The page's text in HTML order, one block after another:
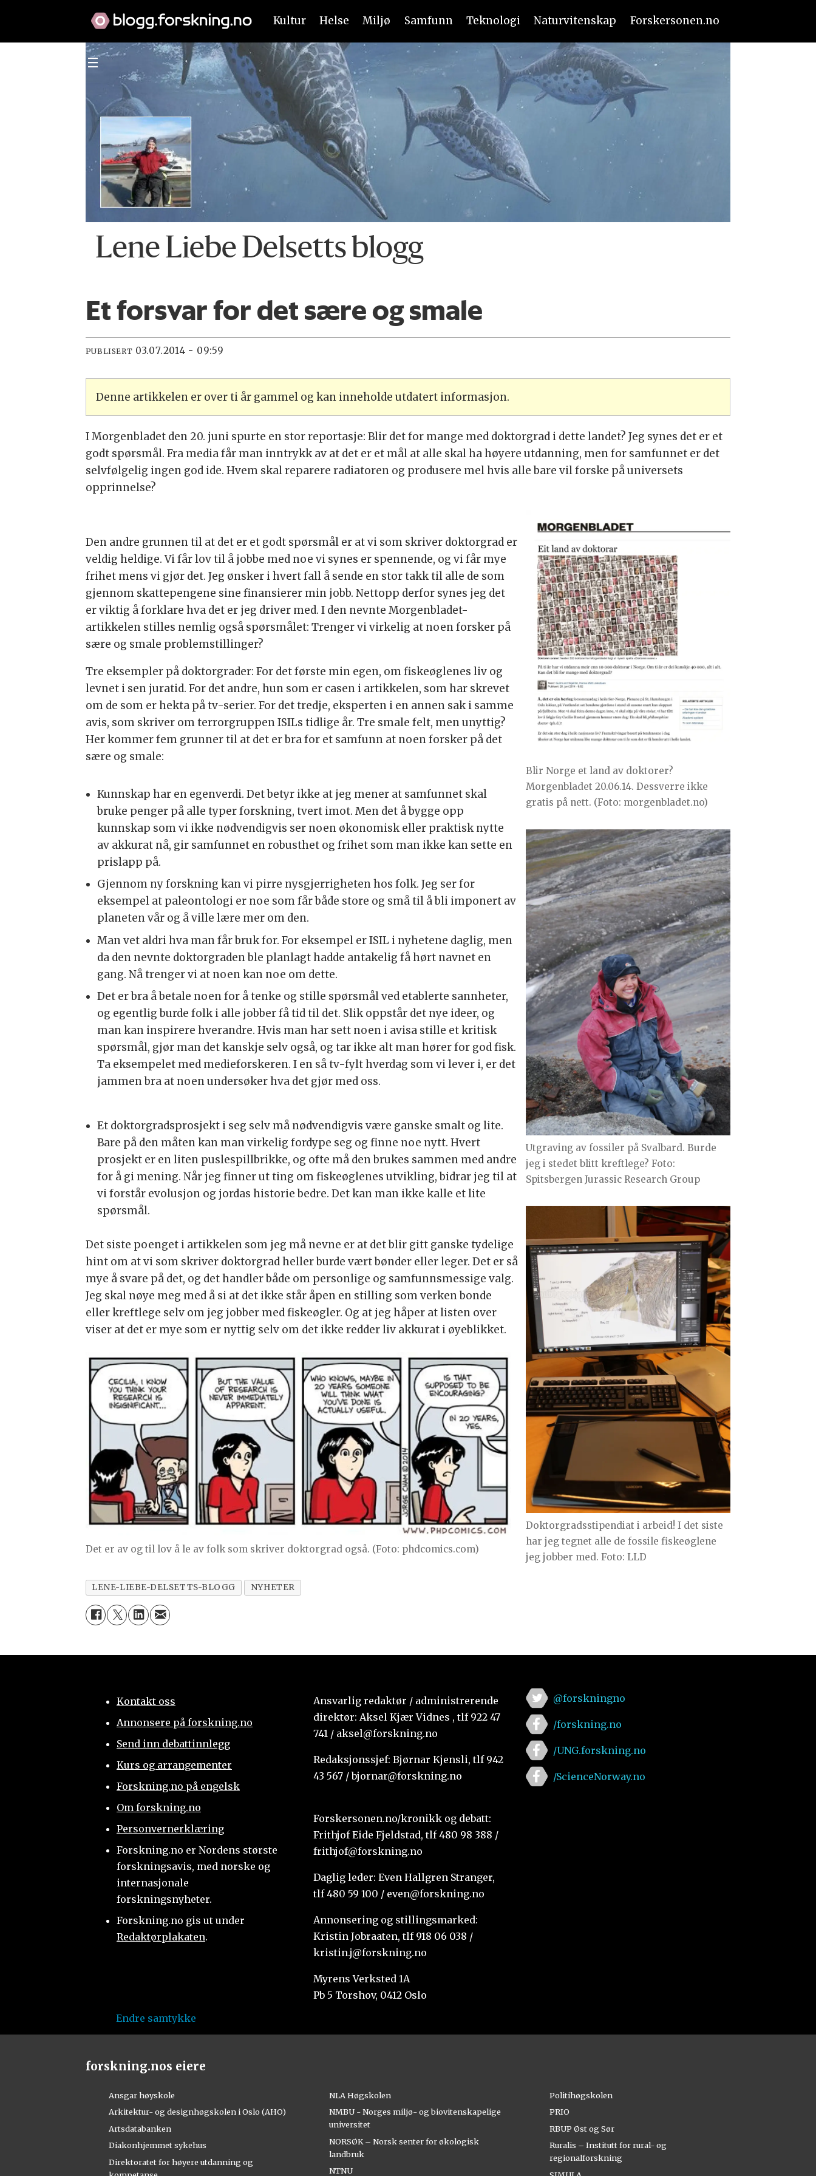
Kultur Helse Miljø Samfunn Teknologi Naturvitenskap Forskersonen.no
Lene Liebe Delsetts blogg
Et forsvar for det sære og smale
PUBLISERT 03.07.2014 - 09:59
Denne artikkelen er over ti år gammel og kan inneholde utdatert informasjon.
I Morgenbladet den 20. juni spurte en stor reportasje: Blir det for mange med doktorgrad i dette landet? Jeg synes det er et
godt spørsmål. Fra media får man inntrykk av at det er et mål at alle skal ha høyere utdanning, men for samfunnet er det
selvfølgelig ingen god ide. Hvem skal reparere radiatoren og produsere mel hvis alle bare vil forske på universets
opprinnelse?
Blir Norge et land av doktorer?
Morgenbladet 20.06.14. Dessverre ikke
gratis på nett. (Foto: morgenbladet.no)
Den andre grunnen til at det er et godt spørsmål er at vi som skriver doktorgrad er
veldig heldige. Vi får lov til å jobbe med noe vi synes er spennende, og vi får mye
frihet mens vi gjør det. Jeg ønsker i hvert fall å sende en stor takk til alle de som
gjennom skattepengene sine finansierer min jobb. Nettopp derfor synes jeg det
er viktig å forklare hva det er jeg driver med. I den nevnte Morgenbladet-
artikkelen stilles nemlig også spørsmålet: Trenger vi virkelig at noen forsker på
sære og smale problemstillinger?
Tre eksempler på doktorgrader: For det første min egen, om fiskeøglenes liv og
levnet i sen juratid. For det andre, hun som er casen i artikkelen, som har skrevet
om de som er hekta på tv-serier. For det tredje, eksperten i en annen sak i samme
avis, som skriver om terrorgruppen ISILs tidlige år. Tre smale felt, men unyttig?
Her kommer fem grunner til at det er bra for et samfunn at noen forsker på det
sære og smale:
Utgraving av fossiler på Svalbard. Burde
jeg i stedet blitt kreftlege? Foto:
Spitsbergen Jurassic Research Group
Kunnskap har en egenverdi. Det betyr ikke at jeg mener at samfunnet skal
bruke penger på alle typer forskning, tvert imot. Men det å bygge opp
kunnskap som vi ikke nødvendigvis ser noen økonomisk eller praktisk nytte
av akkurat nå, gir samfunnet en robusthet og frihet som man ikke kan sette en
prislapp på.
Gjennom ny forskning kan vi pirre nysgjerrigheten hos folk. Jeg ser for
eksempel at paleontologi er noe som får både store og små til å bli imponert av
planeten vår og å ville lære mer om den.
Man vet aldri hva man får bruk for. For eksempel er ISIL i nyhetene daglig, men
da den nevnte doktorgraden ble planlagt hadde antakelig få hørt navnet en
gang. Nå trenger vi at noen kan noe om dette.
Det er bra å betale noen for å tenke og stille spørsmål ved etablerte sannheter,
og egentlig burde folk i alle jobber få tid til det. Slik oppstår det nye ideer, og
man kan inspirere hverandre. Hvis man har sett noen i avisa stille et kritisk
spørsmål, gjør man det kanskje selv også, og tar ikke alt man hører for god fisk.
Ta eksempelet med medieforskeren. I en så tv-fylt hverdag som vi lever i, er det
jammen bra at noen undersøker hva det gjør med oss.
Doktorgradsstipendiat i arbeid! I det siste
har jeg tegnet alle de fossile fiskeøglene
jeg jobber med. Foto: LLD
Et doktorgradsprosjekt i seg selv må nødvendigvis være ganske smalt og lite.
Bare på den måten kan man virkelig fordype seg og finne noe nytt. Hvert
prosjekt er en liten puslespillbrikke, og ofte må den brukes sammen med andre
for å gi mening. Når jeg finner ut ting om fiskeøglenes utvikling, bidrar jeg til at
vi forstår evolusjon og jordas historie bedre. Det kan man ikke kalle et lite
spørsmål.
Det siste poenget i artikkelen som jeg må nevne er at det blir gitt ganske tydelige
hint om at vi som skriver doktorgrad heller burde vært bønder eller leger. Det er så
mye å svare på det, og det handler både om personlige og samfunnsmessige valg.
Jeg skal nøye meg med å si at det ikke står åpen en stilling som verken bonde
eller kreftlege selv om jeg jobber med fiskeøgler. Og at jeg håper at listen over
viser at det er mye som er nyttig selv om det ikke redder liv akkurat i øyeblikket.
Det er av og til lov å le av folk som skriver doktorgrad også. (Foto: phdcomics.com)
LENE-LIEBE-DELSETTS-BLOGG NYHETER
Kontakt oss
Annonsere på forskning.no
Send inn debattinnlegg
Kurs og arrangementer
Forskning.no på engelsk
Om forskning.no
Personvernerklæring
Forskning.no er Nordens største
forskningsavis, med norske og
internasjonale
forskningsnyheter.
Forskning.no gis ut under
Redaktørplakaten.
Ansvarlig redaktør / administrerende
direktør: Aksel Kjær Vidnes , tlf 922 47
741 / aksel@forskning.no
Redaksjonssjef: Bjørnar Kjensli, tlf 942
43 567 / bjornar@forskning.no
Forskersonen.no/kronikk og debatt:
Frithjof Eide Fjeldstad, tlf 480 98 388 /
frithjof@forskning.no
Daglig leder: Even Hallgren Stranger,
tlf 480 59 100 / even@forskning.no
Annonsering og stillingsmarked:
Kristin Jobraaten, tlf 918 06 038 /
kristin.j@forskning.no
Myrens Verksted 1A
Pb 5 Torshov, 0412 Oslo
@forskningno
/forskning.no
/UNG.forskning.no
/ScienceNorway.no
Endre samtykke
forskning.nos eiere
Ansgar høyskole
Arkitektur- og designhøgskolen i Oslo (AHO)
Artsdatabanken
Diakonhjemmet sykehus
Direktoratet for høyere utdanning og
NLA Høgskolen
NMBU - Norges miljø- og biovitenskapelige
universitet
NORSØK – Norsk senter for økologisk
landbruk
NTNU
Politihøgskolen
PRIO
RBUP Øst og Sør
Ruralis – Institutt for rural- og
regionalforskning